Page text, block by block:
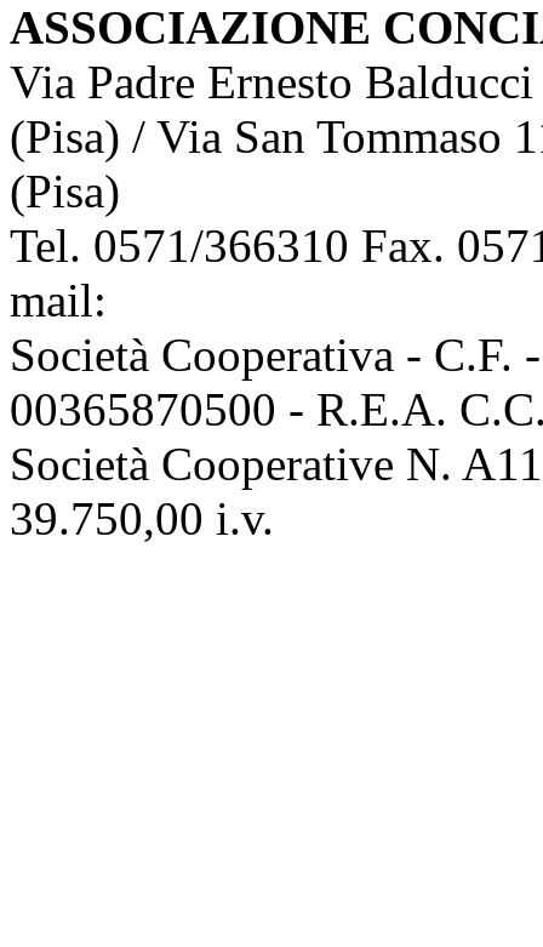
ASSOCIAZIONE
Via Padre Ernesto
(Pisa) / Via San Tommaso
(Pisa)
Tel. 0571/366310 Fax.
mail:
Società Cooperativa - C.F.
00365870500 - R.E.A.
Società Cooperative N.
39.750,00 i.v.